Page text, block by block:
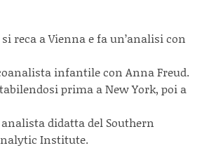
reca a Vienna e fa un’analisi con
infantile con Anna Freud.
prima a New York, poi a
didatta del Southern
Institute.